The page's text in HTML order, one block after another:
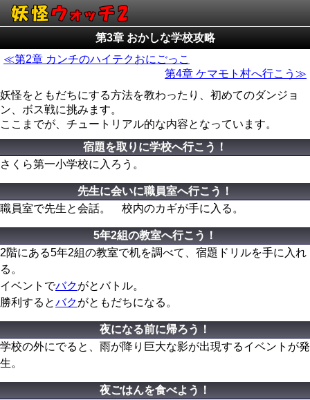
第3章 おかしな学校攻略
≪第2章 カンチのハイテクおにごっこ
第4章 ケマモト村へ行こう≫
妖怪をともだちにする方法を教わったり、初めてのダンジョ
ン、ボス戦に挑みます。
ここまでが、チュートリアル的な内容となっています。
宿題を取りに学校へ行こう！
さくら第一小学校に入ろう。
先生に会いに職員室へ行こう！
職員室で先生と会話。 校内のカギが手に入る。
5年2組の教室へ行こう！
2階にある5年2組の教室で机を調べて、宿題ドリルを手に入れ
る。
イベントでバクがとバトル。
勝利するとバクがともだちになる。
夜になる前に帰ろう！
学校の外にでると、雨が降り巨大な影が出現するイベントが発
生。
夜ごはんを食べよう！